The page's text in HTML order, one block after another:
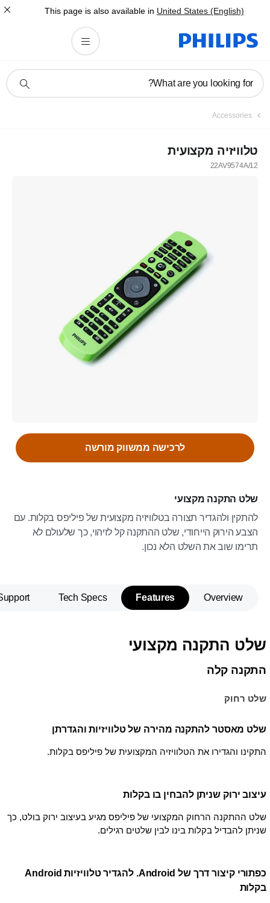
This page is also available in United States (English)
בסמל
What are you looking for?
Accessories
טלוויזיה מקצועית
22AV9574A/12
שלט התקנה מקצועי
להתקין ולהגדיר תצורה בטלוויזיה מקצועית של פיליפס בקלות. עם
הצבע הירוק הייחודי, שלט ההתקנה קל לזיהוי, כך שלעולם לא
תרימו שוב את השלט הלא נכון.
לרכישה ממשווק מורשה
Overview
Features
Tech Specs
שלט התקנה מקצועי
התקנה קלה
שלט רחוק
שלט מאסטר להתקנה מהירה של טלוויזיות והגדרתן
התקינו והגדירו את הטלוויזיה המקצועית של פיליפס בקלות.
עיצוב ירוק שניתן להבחין בו בקלות
שלט ההתקנה הרחוק המקצועי של פיליפס מגיע בעיצוב ירוק בולט, כך
שניתן להבדיל בקלות בינו לבין שלטים רגילים.
כפתורי קיצור דרך של Android. להגדיר טלוויזיות Android
בקלות